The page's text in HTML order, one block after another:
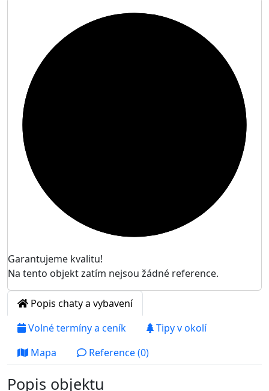
Garantujeme kvalitu!
Na tento objekt zatím nejsou žádné reference.
Popis chaty a vybavení
Volné termíny a ceník
Tipy v okolí
Mapa
Reference (0)
Popis objektu